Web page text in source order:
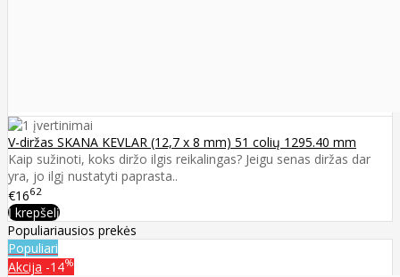
V-diržas SKANA KEVLAR (12,7 x 8 mm) 51 colių 1295.40 mm
Kaip sužinoti, koks diržo ilgis reikalingas? Jeigu senas diržas dar
yra, jo ilgį nustatyti paprasta..
€1662
Į krepšelį
Populiariausios prekės
Populiari
Akcija -14%